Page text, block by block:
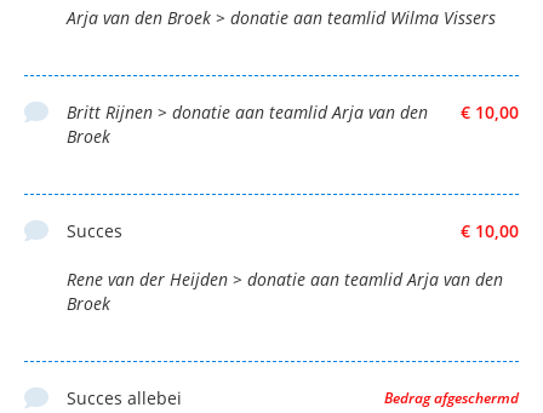
Arja van den Broek > donatie aan teamlid Wilma Vissers
€ 10,00
Britt Rijnen > donatie aan teamlid Arja van den
Broek
€ 10,00
Succes
Rene van der Heijden > donatie aan teamlid Arja van den
Broek
Bedrag afgeschermd
Succes allebei